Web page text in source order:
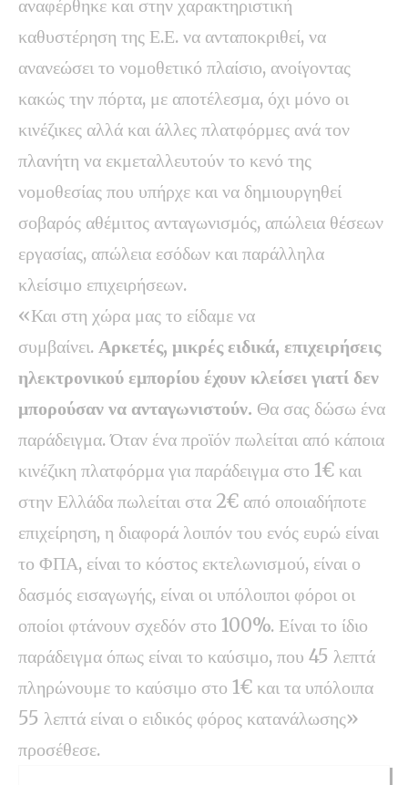
αναφέρθηκε και στην χαρακτηριστική
καθυστέρηση της Ε.Ε. να ανταποκριθεί, να
ανανεώσει το νομοθετικό πλαίσιο, ανοίγοντας
κακώς την πόρτα, με αποτέλεσμα, όχι μόνο οι
κινέζικες αλλά και άλλες πλατφόρμες ανά τον
πλανήτη να εκμεταλλευτούν το κενό της
νομοθεσίας που υπήρχε και να δημιουργηθεί
σοβαρός αθέμιτος ανταγωνισμός, απώλεια θέσεων
εργασίας, απώλεια εσόδων και παράλληλα
κλείσιμο επιχειρήσεων.
«Και στη χώρα μας το είδαμε να
συμβαίνει. Αρκετές, μικρές ειδικά, επιχειρήσεις
ηλεκτρονικού εμπορίου έχουν κλείσει γιατί δεν
μπορούσαν να ανταγωνιστούν. Θα σας δώσω ένα
παράδειγμα. Όταν ένα προϊόν πωλείται από κάποια
κινέζικη πλατφόρμα για παράδειγμα στο 1€ και
στην Ελλάδα πωλείται στα 2€ από οποιαδήποτε
επιχείρηση, η διαφορά λοιπόν του ενός ευρώ είναι
το ΦΠΑ, είναι το κόστος εκτελωνισμού, είναι ο
δασμός εισαγωγής, είναι οι υπόλοιποι φόροι οι
οποίοι φτάνουν σχεδόν στο 100%. Είναι το ίδιο
παράδειγμα όπως είναι το καύσιμο, που 45 λεπτά
πληρώνουμε το καύσιμο στο 1€ και τα υπόλοιπα
55 λεπτά είναι ο ειδικός φόρος κατανάλωσης»
προσέθεσε.